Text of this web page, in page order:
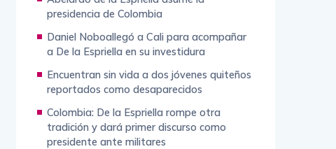
presidencia de Colombia
Daniel Noboallegó a Cali para acompañar
a De la Espriella en su investidura
Encuentran sin vida a dos jóvenes quiteños
reportados como desaparecidos
Colombia: De la Espriella rompe otra
tradición y dará primer discurso como
presidente ante militares